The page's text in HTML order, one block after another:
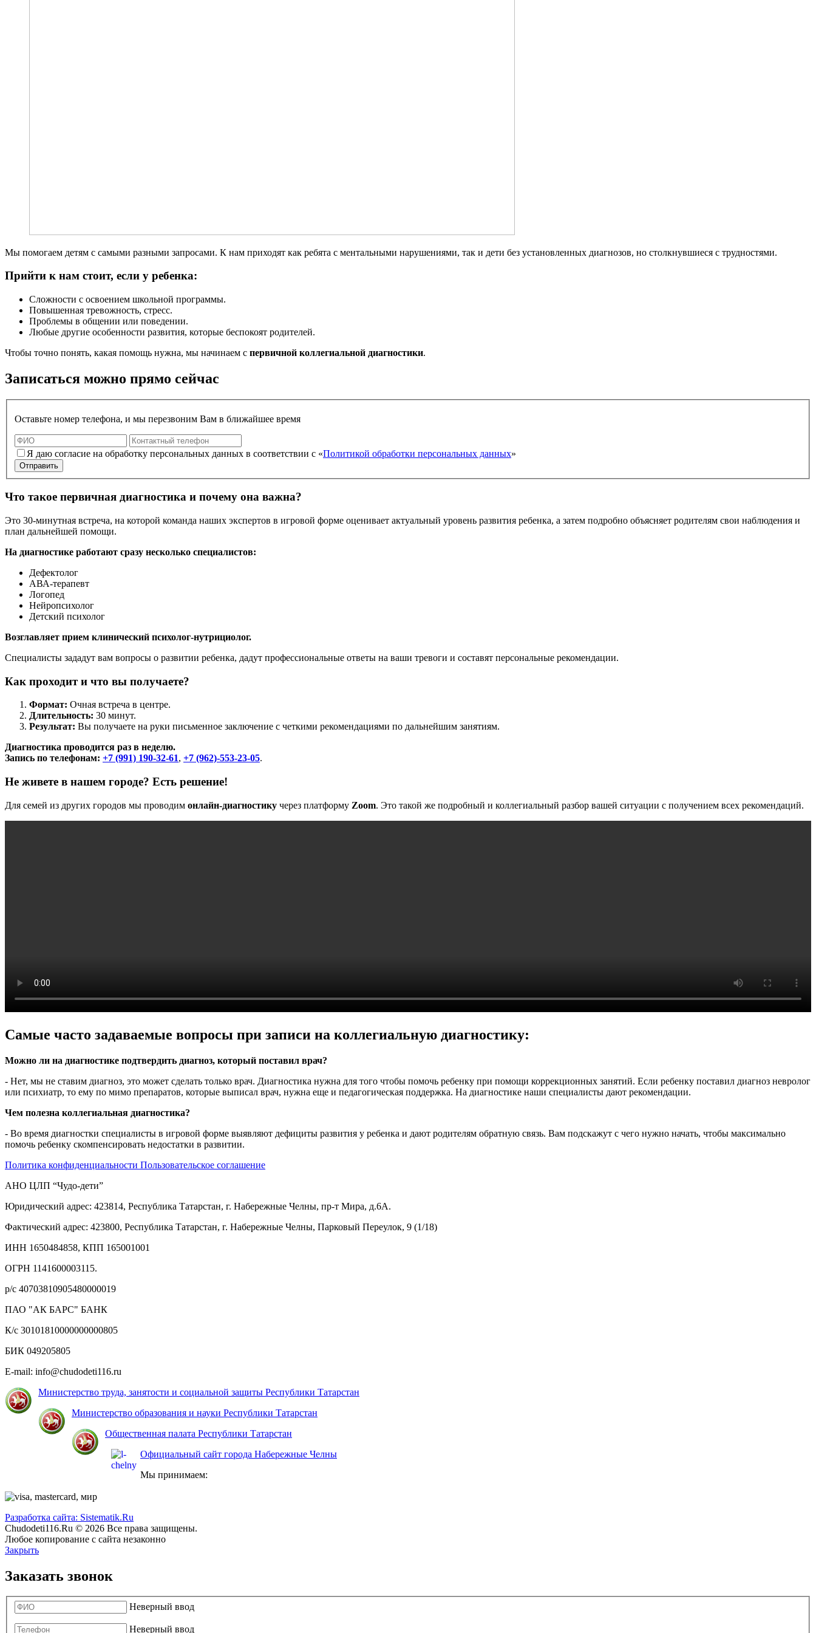
Мы помогаем детям с самыми разными запросами. К нам приходят как ребята с ментальными нарушениями, так и дети без установленных диагнозов, но столкнувшиеся с трудностями.
Прийти к нам стоит, если у ребенка:
Сложности с освоением школьной программы.
Повышенная тревожность, стресс.
Проблемы в общении или поведении.
Любые другие особенности развития, которые беспокоят родителей.
Чтобы точно понять, какая помощь нужна, мы начинаем с первичной коллегиальной диагностики.
Записаться можно прямо сейчас
Оставьте номер телефона, и мы перезвоним Вам в ближайшее время
Я даю согласие на обработку персональных данных в соответствии с «Политикой обработки персональных данных»
Отправить
Что такое первичная диагностика и почему она важна?
Это 30-минутная встреча, на которой команда наших экспертов в игровой форме оценивает актуальный уровень развития ребенка, а затем подробно объясняет родителям свои наблюдения и
план дальнейшей помощи.
На диагностике работают сразу несколько специалистов:
Дефектолог
АВА-терапевт
Логопед
Нейропсихолог
Детский психолог
Возглавляет прием клинический психолог-нутрициолог.
Специалисты зададут вам вопросы о развитии ребенка, дадут профессиональные ответы на ваши тревоги и составят персональные рекомендации.
Как проходит и что вы получаете?
Формат: Очная встреча в центре.
Длительность: 30 минут.
Результат: Вы получаете на руки письменное заключение с четкими рекомендациями по дальнейшим занятиям.
Диагностика проводится раз в неделю.
Запись по телефонам: +7 (991) 190-32-61, +7 (962)-553-23-05.
Не живете в нашем городе? Есть решение!
Для семей из других городов мы проводим онлайн-диагностику через платформу Zoom. Это такой же подробный и коллегиальный разбор вашей ситуации с получением всех рекомендаций.
Самые часто задаваемые вопросы при записи на коллегиальную диагностику:
Можно ли на диагностике подтвердить диагноз, который поставил врач?
- Нет, мы не ставим диагноз, это может сделать только врач. Диагностика нужна для того чтобы помочь ребенку при помощи коррекционных занятий. Если ребенку поставил диагноз невролог
или психиатр, то ему по мимо препаратов, которые выписал врач, нужна еще и педагогическая поддержка. На диагностике наши специалисты дают рекомендации.
Чем полезна коллегиальная диагностика?
- Во время диагностки специалисты в игровой форме выявляют дефициты развития у ребенка и дают родителям обратную связь. Вам подскажут с чего нужно начать, чтобы максимально
помочь ребенку скомпенсировать недостатки в развитии.
Политика конфиденциальности Пользовательское соглашение
АНО ЦЛП “Чудо-дети”
Юридический адрес: 423814, Республика Татарстан, г. Набережные Челны, пр-т Мира, д.6А.
Фактический адрес: 423800, Республика Татарстан, г. Набережные Челны, Парковый Переулок, 9 (1/18)
ИНН 1650484858, КПП 165001001
ОГРН 1141600003115.
р/с 40703810905480000019
ПАО "АК БАРС" БАНК
К/с 30101810000000000805
БИК 049205805
E-mail: info@chudodeti116.ru
Министерство труда, занятости и социальной защиты Республики Татарстан
Министерство образования и науки Республики Татарстан
Общественная палата Республики Татарстан
Официальный сайт города Набережные Челны
Мы принимаем:
Разработка сайта: Sistematik.Ru
Chudodeti116.Ru © 2026 Все права защищены.
Любое копирование с сайта незаконно
Закрыть
Заказать звонок
Неверный ввод
Неверный ввод